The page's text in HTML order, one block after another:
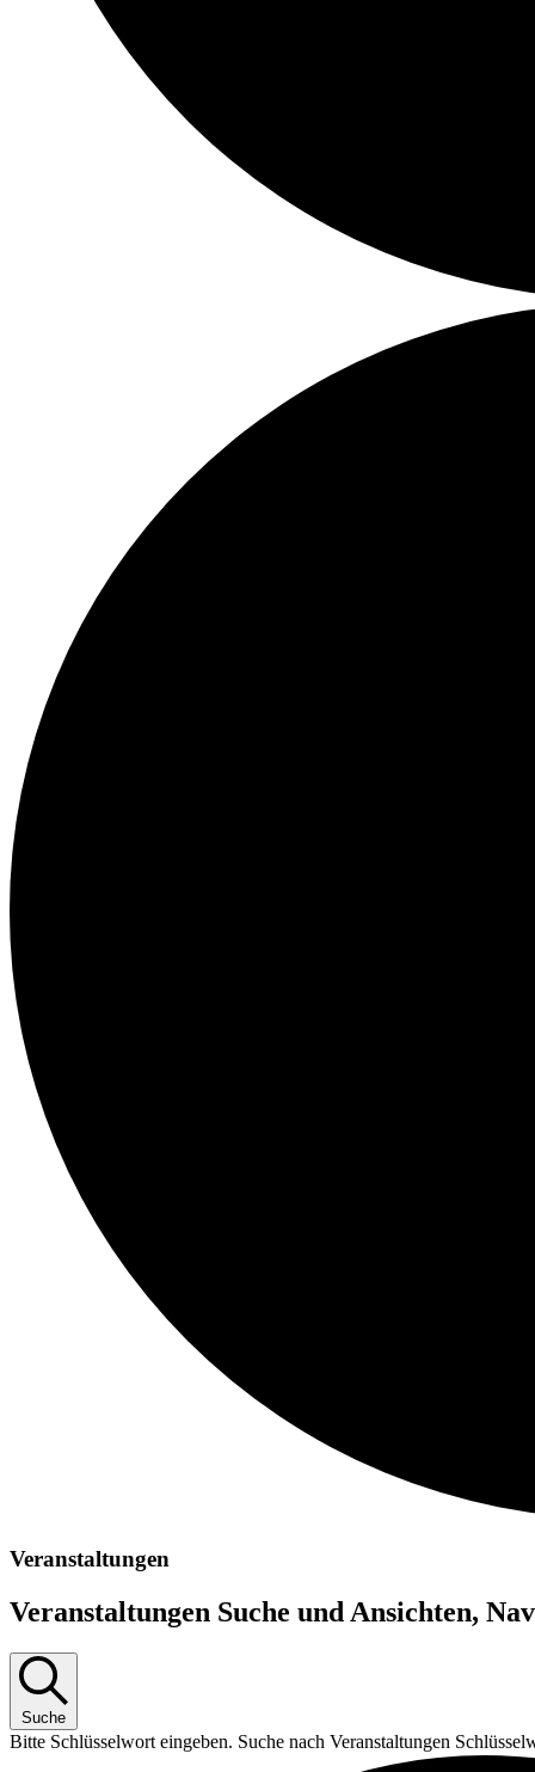
Veranstaltungen
Veranstaltungen Suche und Ansichten,
Suche
Bitte Schlüsselwort eingeben. Suche nach Veranstaltungen